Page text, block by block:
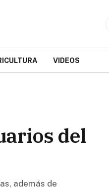
VIDEOS
del
además de